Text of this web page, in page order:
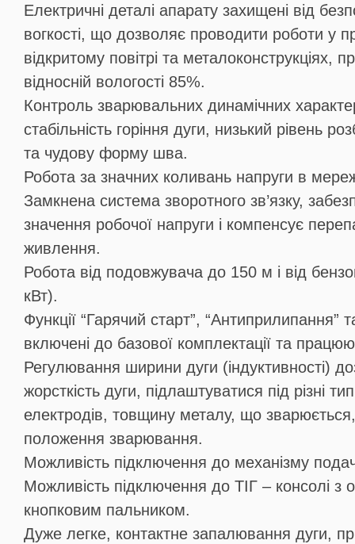
Електричні деталі апарату захищені від
вогкості, що дозволяє проводити роботи у
відкритому повітрі та металоконструкціях,
відносній вологості 85%.
Контроль зварювальних динамічних
стабільність горіння дуги, низький рівень
та чудову форму шва.
Робота за значних коливань напруги в
Замкнена система зворотного зв’язку,
значення робочої напруги і компенсує
живлення.
Робота від подовжувача до 150 м і від
кВт).
Функції “Гарячий старт”, “Антиприлипання”
включені до базової комплектації та
Регулювання ширини дуги (індуктивності)
жорсткість дуги, підлаштуватися під різні
електродів, товщину металу, що
положення зварювання.
Можливість підключення до механізму
Можливість підключення до ТІГ – консолі з
кнопковим пальником.
Дуже легке, контактне запалювання дуги,